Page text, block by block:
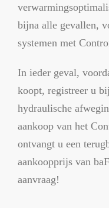
bijna alle gevallen,
systemen met
In ieder geval,
koopt, registreer u
hydraulische
aankoop van het
ontvangt u een
aankoopprijs van
aanvraag!